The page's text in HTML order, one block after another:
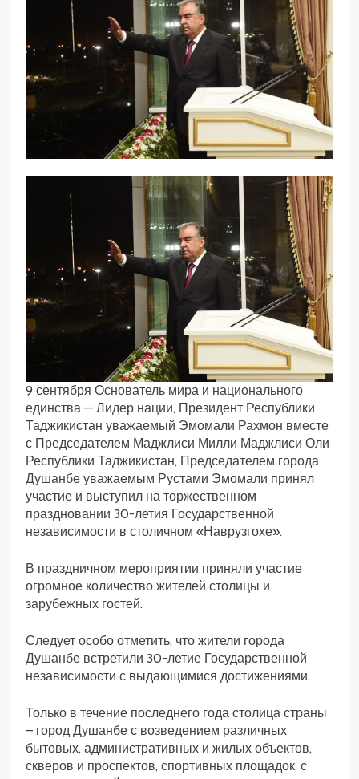
9 сентября Основатель мира и национального
единства — Лидер нации, Президент Республики
Таджикистан уважаемый Эмомали Рахмон вместе
с Председателем Маджлиси Милли Маджлиси Оли
Республики Таджикистан, Председателем города
Душанбе уважаемым Рустами Эмомали принял
участие и выступил на торжественном
праздновании 30-летия Государственной
независимости в столичном «Наврузгохе».
В праздничном мероприятии приняли участие
огромное количество жителей столицы и
зарубежных гостей.
Следует особо отметить, что жители города
Душанбе встретили 30-летие Государственной
независимости с выдающимися достижениями.
Только в течение последнего года столица страны
– город Душанбе с возведением различных
бытовых, административных и жилых объектов,
скверов и проспектов, спортивных площадок, с